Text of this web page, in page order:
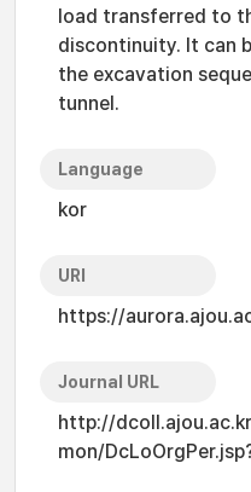
load transferred to
discontinuity. It can
the excavation
tunnel.
Language
kor
URI
https://
Journal URL
http://
mon/